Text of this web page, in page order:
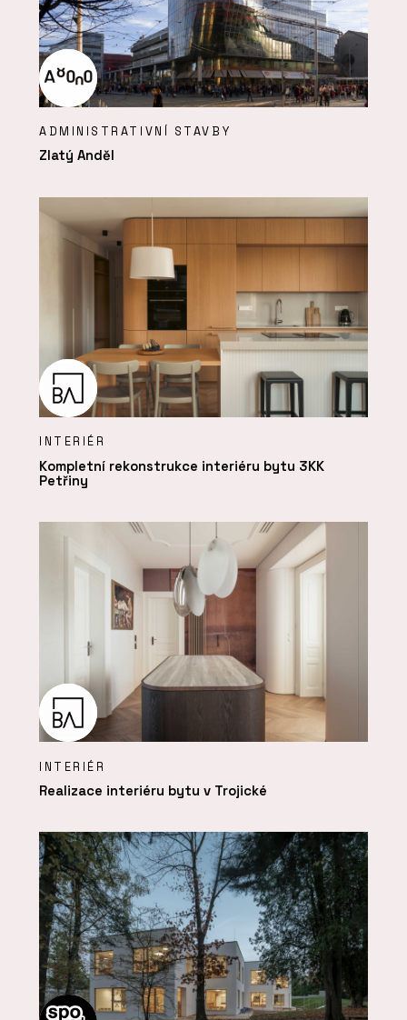
ADMINISTRATIVNÍ STAVBY
Zlatý Anděl
INTERIÉR
Kompletní rekonstrukce interiéru bytu 3KK
Petřiny
INTERIÉR
Realizace interiéru bytu v Trojické